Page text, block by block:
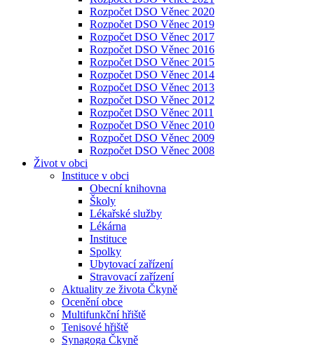
Rozpočet DSO Věnec 2020
Rozpočet DSO Věnec 2019
Rozpočet DSO Věnec 2017
Rozpočet DSO Věnec 2016
Rozpočet DSO Věnec 2015
Rozpočet DSO Věnec 2014
Rozpočet DSO Věnec 2013
Rozpočet DSO Věnec 2012
Rozpočet DSO Věnec 2011
Rozpočet DSO Věnec 2010
Rozpočet DSO Věnec 2009
Rozpočet DSO Věnec 2008
Život v obci
Instituce v obci
Obecní knihovna
Školy
Lékařské služby
Lékárna
Instituce
Spolky
Ubytovací zařízení
Stravovací zařízení
Aktuality ze života Čkyně
Ocenění obce
Multifunkční hřiště
Tenisové hřiště
Synagoga Čkyně